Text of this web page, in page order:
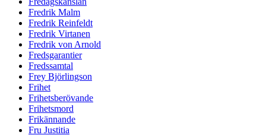
Fredrik Malm
Fredrik Reinfeldt
Fredrik Virtanen
Fredrik von Arnold
Fredsgarantier
Fredssamtal
Frey Björlingson
Frihet
Frihetsberövande
Frihetsmord
Frikännande
Fru Justitia